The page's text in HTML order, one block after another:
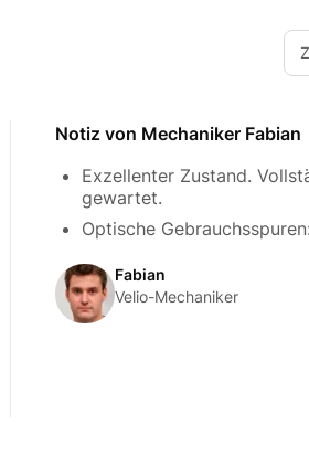
Notiz von Mechaniker Fabian
Exzellenter Zustand.
gewartet.
Optische
Fabian
Velio-Mechaniker